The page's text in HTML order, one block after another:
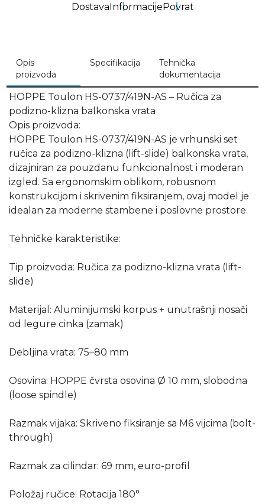
DostavaInformacijePovrat
Opis
proizvoda
Specifikacija
Tehnička
dokumentacija
HOPPE Toulon HS-0737/419N-AS – Ručica za
podizno-klizna balkonska vrata
Opis proizvoda:
HOPPE Toulon HS-0737/419N-AS je vrhunski set
ručica za podizno-klizna (lift-slide) balkonska vrata,
dizajniran za pouzdanu funkcionalnost i moderan
izgled. Sa ergonomskim oblikom, robusnom
konstrukcijom i skrivenim fiksiranjem, ovaj model je
idealan za moderne stambene i poslovne prostore.
Tehničke karakteristike:
Tip proizvoda: Ručica za podizno-klizna vrata (lift-
slide)
Materijal: Aluminijumski korpus + unutrašnji nosači
od legure cinka (zamak)
Debljina vrata: 75–80 mm
Osovina: HOPPE čvrsta osovina Ø 10 mm, slobodna
(loose spindle)
Razmak vijaka: Skriveno fiksiranje sa M6 vijcima (bolt-
through)
Razmak za cilindar: 69 mm, euro-profil
Položaj ručice: Rotacija 180°